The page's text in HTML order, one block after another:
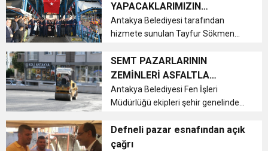
YAPACAKLARIMIZIN
TEMİNATIDIR”
Antakya Belediyesi tarafından
hizmete sunulan Tayfur Sökmen
gerçekleştirildi....
SEMT PAZARLARININ
ZEMİNLERİ ASFALTLA
KAPLANIYOR
Antakya Belediyesi Fen İşleri
Müdürlüğü ekipleri şehir genelinde
asfaltlama çalışmalarına
başladıklarını duyurdu....
Defneli pazar esnafından açık
çağrı